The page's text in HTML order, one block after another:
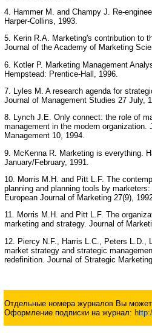
4. Hammer M. and Champy J. Re-
Harper-Collins, 1993.
5. Kerin R.A. Marketing's contribution to
Journal of the Academy of Marketing
6. Kotler P. Marketing Management
Hempstead: Prentice-Hall, 1996.
7. Lyles M. A research agenda for
Journal of Management Studies 27 July,
8. Lynch J.E. Only connect: the role of
management in the modern organization.
Management 10, 1994.
9. McKenna R. Marketing is everything.
January/February, 1991.
10. Morris M.H. and Pitt L.F. The
planning and planning tools by
European Journal of Marketing 27(9),
11. Morris M.H. and Pitt L.F. The
marketing and strategy. Journal of
12. Piercy N.F., Harris L.C., Peters L.D.,
market strategy and strategic
redefinition. Journal of Strategic
Отдельные номера журналов Вы
Оформление подписки на журнал: